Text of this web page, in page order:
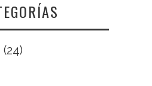
(24)